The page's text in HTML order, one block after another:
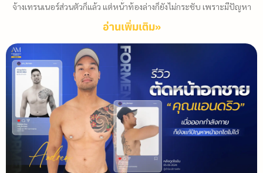
จ้างเทรนเนอร์ส่วนตัวก็แล้ว แต่หน้าท้องล่างก็ยังไม่กระชับ เพราะมีปัญหา
อ่านเพิ่มเติม»